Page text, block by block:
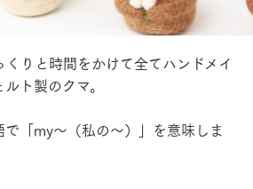
くりと時間をかけて全てハンドメイ
ト製のクマ。
で「my〜（私の〜）」を意味しま